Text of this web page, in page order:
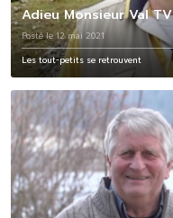
Adieu Monsieur Val TV
Posté le 12 mai 2021
Les tout-petits se retrouvent